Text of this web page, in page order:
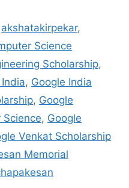
akshatakirpekar,
Science
Scholarship,
, Google India
, Google
Science, Google
Venkat Scholarship
Memorial